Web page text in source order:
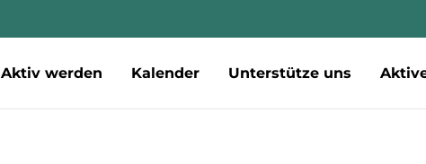
Aktiv werden Kalender Unterstütze uns